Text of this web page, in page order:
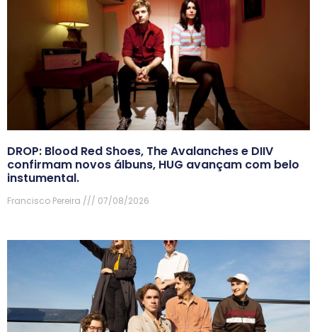
DROP: Blood Red Shoes, The Avalanches e DIIV
confirmam novos álbuns, HUG avançam com belo
instumental.
Francisco Pereira 07/08/2026